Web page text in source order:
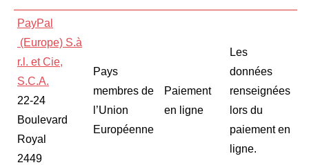
PayPal
(Europe) S.à
r.l. et Cie,
S.C.A.
22-24
Boulevard
Royal
2449
Pays
membres de
l’Union
Européenne
Paiement
en ligne
Les
données
renseignées
lors du
paiement en
ligne.